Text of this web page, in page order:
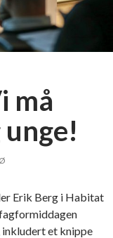
må
Erik Berg i Habitat
inkludert et knippe